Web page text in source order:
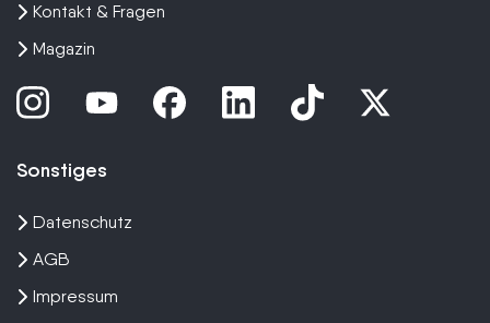
Kontakt & Fragen
Magazin
Sonstiges
Datenschutz
AGB
Impressum